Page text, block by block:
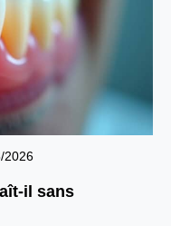
2026
il sans